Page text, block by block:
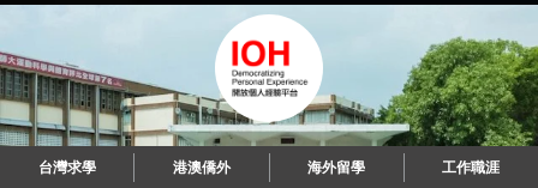
台灣求學 港澳僑外 海外留學 工作職涯